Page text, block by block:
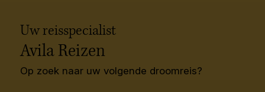
Uw reisspecialist
Avila Reizen
Op zoek naar uw volgende droomreis?